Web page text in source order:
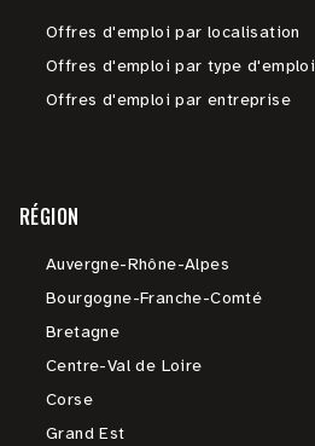
Offres d'emploi par localisation
Offres d'emploi par type d'emploi
Offres d'emploi par entreprise
RÉGION
Auvergne-Rhône-Alpes
Bourgogne-Franche-Comté
Bretagne
Centre-Val de Loire
Corse
Grand Est